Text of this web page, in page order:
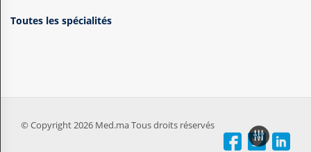
Toutes les spécialités
© Copyright 2026 Med.ma Tous droits réservés